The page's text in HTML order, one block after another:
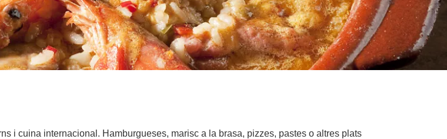
i cuina internacional. Hamburgueses, marisc a la brasa, pizzes, pastes o altres plats